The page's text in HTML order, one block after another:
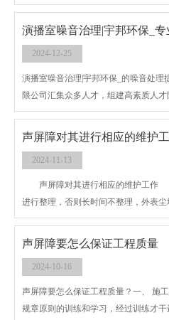
锚栓进行查看和整修，并在锚栓螺纹
演播室噪音治理|宇邦环保_
2024-12-25
演播室噪音治理|宇邦环保_的噪音处理
限公司汇集众多人才，组建高素质人
在欧亚大道欧亚国际二期2号楼1506。
工艺，完善、严格的管理制度，为噪
深受所需企业以及个人的信赖，用户反
声屏障对其进行相应的维护
2024-11-13
声屏障对其进行相应的维护工作
进行整理，否则长时间不整理，外表尘
进而影响司机视界，影响透光度等等。
声屏障要怎么保证工程质量
2024-10-16
声屏障要怎么保证工程质量？一、 施
规章原则的训练和学习，经过训练才